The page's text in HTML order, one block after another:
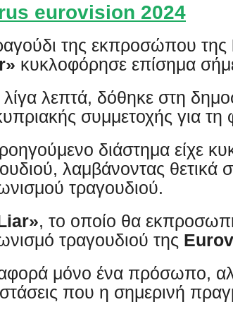
eurovision 2024
της εκπροσώπου της
κυκλοφόρησε επίσημα
λίγα λεπτά, δόθηκε στη
συμμετοχής για τη
διάστημα είχε
λαμβάνοντας θετικά
τραγουδιού.
, το οποίο θα
τραγουδιού της
μόνο ένα πρόσωπο,
που η σημερινή